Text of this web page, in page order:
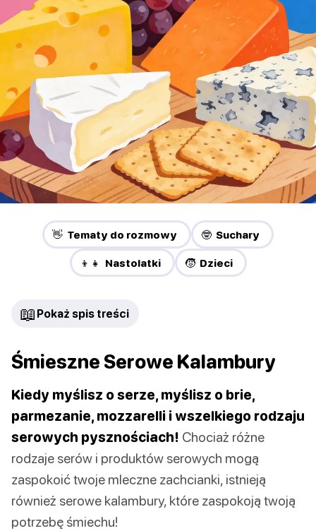
👋 Tematy do rozmowy 🤓 Suchary
👦👧 Nastolatki 🧒 Dzieci
📖 Pokaż spis treści
Śmieszne Serowe Kalambury
Kiedy myślisz o serze, myślisz o brie,
parmezanie, mozzarelli i wszelkiego rodzaju
serowych pysznościach! Chociaż różne
rodzaje serów i produktów serowych mogą
zaspokoić twoje mleczne zachcianki, istnieją
również serowe kalambury, które zaspokoją twoją
potrzebę śmiechu!